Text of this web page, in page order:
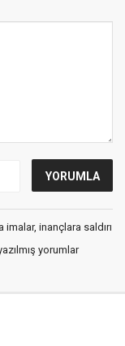
inançlara saldırı
yorumlar